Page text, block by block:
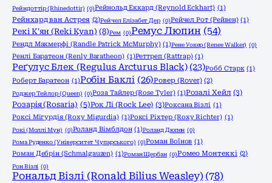
Рейндоттір (Rhinedottir) (0)Рейнольд Еккард (Reynold Eckhart) (1)
Рейнхард ван Астрея (2)Рейчел Елізабет Дер (0)Рейчел Рот (Рейвен) (1)
Рекі К'ян (Reki Kyan) (8)Рем (0)Ремус Люпин (54)
Рендл Макмерфі (Randle Patrick McMurphy) (1)Рене Уокер (Renee Walker) (0)
Ренлі Баратеон (Renly Baratheon) (1)Реттреп (Rattrap) (1)
Реґулус Блек (Regulus Arcturus Black) (23)Робб Старк (1)
Роберт Баратеон (1)Робін Баклі (26)Ровер (Rover) (2)
Роджер Тейлор (Queen) (0)Роза Тайлер (Rose Tyler) (1)Розалі Хейл (3)
Розарія (Rosaria) (5)Рок Лі (Rock Lee) (3)Роксана Візлі (1)
Роксі Мігурдія (Roxy Migurdia) (1)Роксі Ріхтер (Roxy Richter) (1)
Рокі (Моллі Мун) (0)Роланд Вімблдон (1)Роланд Дюпен (0)
Рома Руденко (Університет Чупарського) (0)Роман Воїнов (1)
Роман Дебрін (Schmalgauzen) (1)Роман Щербан (0)Ромео Монтеккі (2)
Рон Візлі (0)
Рональд Візлі (Ronald Bilius Weasley) (78)